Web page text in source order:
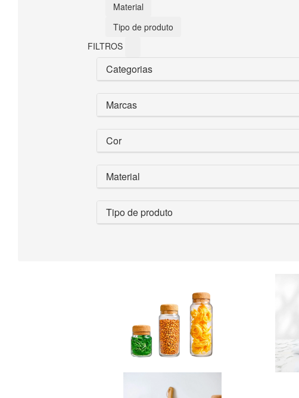
Material
Tipo de produto
FILTROS
Categorias
Marcas
Cor
Material
Tipo de produto